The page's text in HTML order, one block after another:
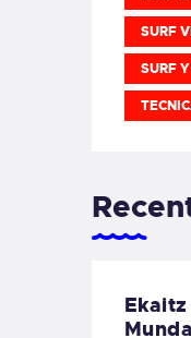
SURF
SURF
Ekaitz